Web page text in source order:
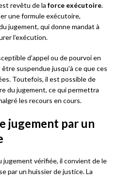
revêtu de la force exécutoire.
une formule exécutoire,
jugement, qui donne mandat à
l’exécution.
d’appel ou de pourvoi en
suspendue jusqu’à ce que ces
Toutefois, il est possible de
du jugement, ce qui permettra
les recours en cours.
jugement par un
jugement vérifiée, il convient de le
par un huissier de justice. La